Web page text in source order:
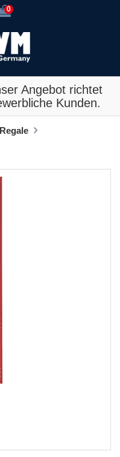
0
Angebot richtet
Kunden.
Regale